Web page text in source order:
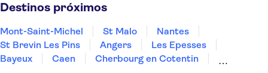
Destinos próximos
Mont-Saint-Michel St Malo
Nantes
St Brevin Les Pins
Angers
Les Epesses
Bayeux
Caen
Cherbourg en Cotentin